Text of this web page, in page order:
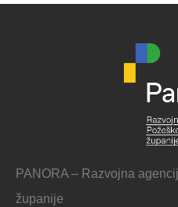
PANORA – Razvojna
županije